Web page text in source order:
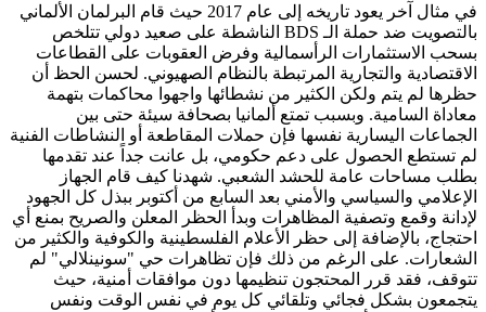
في مثال آخر يعود تاريخه إلى عام 2017 حيث قام البرلمان الألماني
بالتصويت ضد حملة الـ BDS الناشطة على صعيد دولي تتلخص
بسحب الاستثمارات الرأسمالية وفرض العقوبات على القطاعات
الاقتصادية والتجارية المرتبطة بالنظام الصهيوني. لحسن الحظ أن
حظرها لم يتم ولكن الكثير من نشطائها واجهوا محاكمات بتهمة
معاداة السامية. وبسبب تمتع ألمانيا بصحافة سيئة حتى بين
الجماعات اليسارية نفسها فإن حملات المقاطعة أو النشاطات الفنية
لم تستطع الحصول على دعم حكومي، بل عانت جداً عند تقدمها
بطلب مساحات عامة للحشد الشعبي. شهدنا كيف قام الجهاز
الإعلامي والسياسي والأمني بعد السابع من أكتوبر ببذل كل الجهود
لإدانة وقمع وتصفية المظاهرات وبدأ الحظر المعلن والصريح بمنع أي
احتجاج، بالإضافة إلى حظر الأعلام الفلسطينية والكوفية والكثير من
الشعارات. على الرغم من ذلك فإن تظاهرات حي "سونينلالي" لم
تتوقف، فقد قرر المحتجون تنظيمها دون موافقات أمنية، حيث
يتجمعون بشكل فجائي وتلقائي كل يوم في نفس الوقت ونفس